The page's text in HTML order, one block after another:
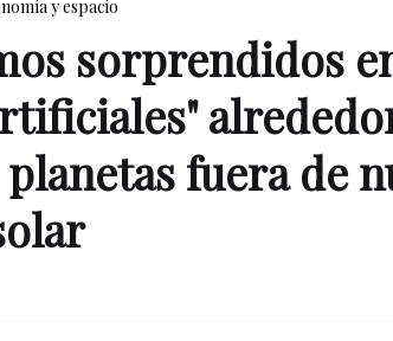
y espacio
sorprendidos
fuera de